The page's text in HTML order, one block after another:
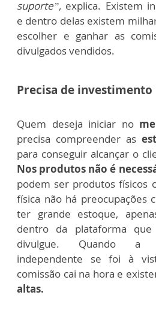
suporte”, explica. Existem
e dentro delas existem
escolher e ganhar as
divulgados vendidos.
Precisa de
Quem deseja iniciar no
precisa compreender as
para conseguir alcançar o
Nos produtos não é
podem ser produtos físicos
física não há preocupações
ter grande estoque,
dentro da plataforma
divulgue. Quando a
independente se foi à
comissão cai na hora e
altas.